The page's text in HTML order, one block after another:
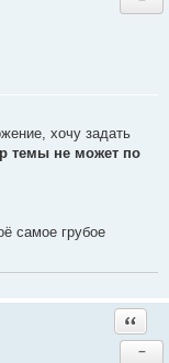
хочу задать
темы не может по
самое грубое
−